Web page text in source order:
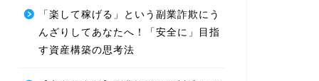
「楽して稼げる」という副業詐欺にう
んざりしてあなたへ！「安全に」目指
す資産構築の思考法